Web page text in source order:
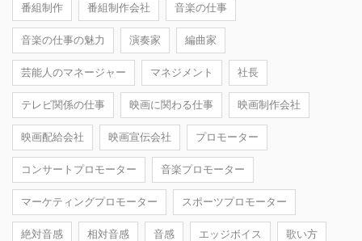
番組制作 番組制作会社 音楽の仕事
音楽の仕事の魅力 演奏家 編曲家
芸能人のマネージャー マネジメント 社長
テレビ関係の仕事 映画に関わる仕事 映画制作会社
映画配給会社 映画宣伝会社 プロモーター
コンサートプロモーター 音楽プロモーター
マーケティングプロモーター スポーツプロモーター
絶対音感 相対音感 音感 エッジボイス 歌い方